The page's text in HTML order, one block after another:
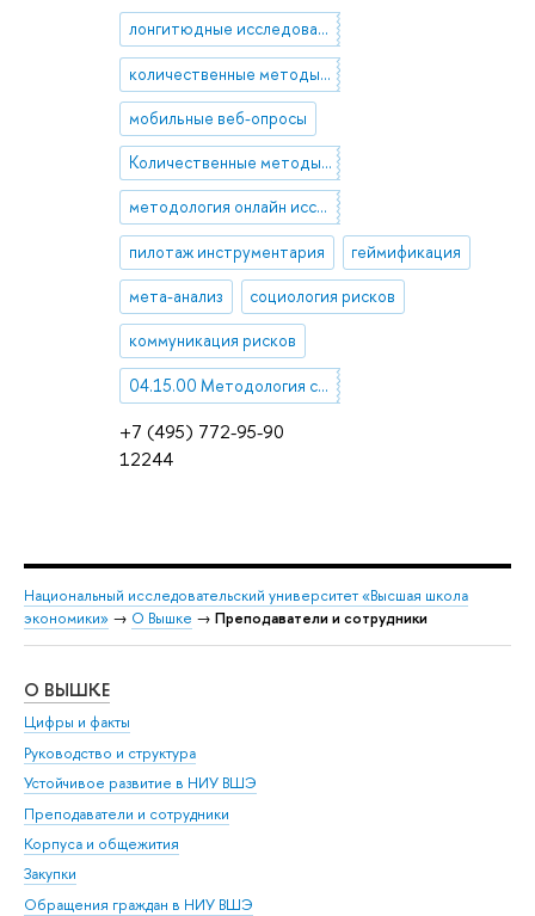
+7 (495) 772-95-90
12244
лонгитюдные исследования
количественные методы исследования
мобильные веб-опросы
Количественные методы анализа даных
методология онлайн исследований
пилотаж инструментария геймификация
мета-анализ социология рисков
коммуникация рисков
04.15.00 Методология социологии. Методика и техника социологических исследований
Национальный исследовательский университет «Высшая школа
экономики» → О Вышке → Преподаватели и сотрудники
О ВЫШКЕ
Цифры и факты
Руководство и структура
Устойчивое развитие в НИУ ВШЭ
Преподаватели и сотрудники
Корпуса и общежития
Закупки
Обращения граждан в НИУ ВШЭ